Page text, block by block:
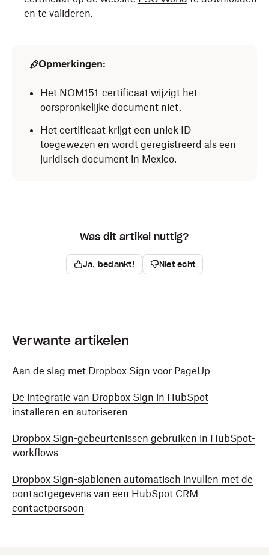
en te valideren.
Opmerkingen:
Het NOM151-certificaat wijzigt het
oorspronkelijke document niet.
Het certificaat krijgt een uniek ID
toegewezen en wordt geregistreerd als een
juridisch document in Mexico.
Was dit artikel nuttig?
Ja, bedankt! Niet echt
Verwante artikelen
Aan de slag met Dropbox Sign voor PageUp
De integratie van Dropbox Sign in HubSpot
installeren en autoriseren
Dropbox Sign-gebeurtenissen gebruiken in HubSpot-
workflows
Dropbox Sign-sjablonen automatisch invullen met de
contactgegevens van een HubSpot CRM-
contactpersoon